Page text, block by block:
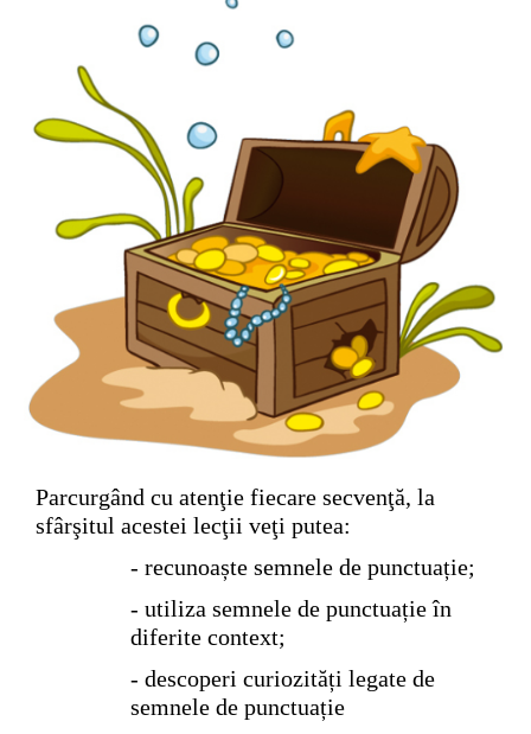
Parcurgând cu atenţie fiecare secvenţă, la
sfârşitul acestei lecţii veţi putea:
- recunoaște semnele de punctuație;
- utiliza semnele de punctuație în
diferite context;
- descoperi curiozități legate de
semnele de punctuație